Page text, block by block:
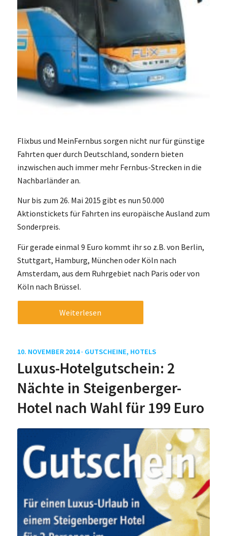
Flixbus und MeinFernbus sorgen nicht nur für günstige
Fahrten quer durch Deutschland, sondern bieten
inzwischen auch immer mehr Fernbus-Strecken in die
Nachbarländer an.
Nur bis zum 26. Mai 2015 gibt es nun 50.000
Aktionstickets für Fahrten ins europäische Ausland zum
Sonderpreis.
Für gerade einmal 9 Euro kommt ihr so z.B. von Berlin,
Stuttgart, Hamburg, München oder Köln nach
Amsterdam, aus dem Ruhrgebiet nach Paris oder von
Köln nach Brüssel.
Weiterlesen
10. NOVEMBER 2014 · GUTSCHEINE, HOTELS
Luxus-Hotelgutschein: 2
Nächte in Steigenberger-
Hotel nach Wahl für 199 Euro